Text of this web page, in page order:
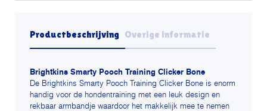
Productbeschrijving Overige informatie
Brightkins Smarty Pooch Training Clicker Bone
De Brightkins Smarty Pooch Training Clicker Bone is enorm
handig voor de hondentraining met een leuk design en
rekbaar armbandje waardoor het makkelijk mee te nemen